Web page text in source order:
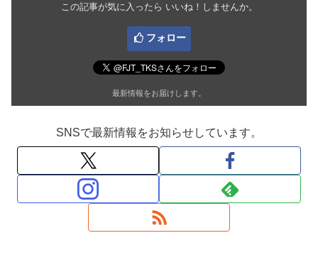
この記事が気に入ったら いいね！しませんか。
フォロー
最新情報をお届けします。
SNSで最新情報をお知らせしています。